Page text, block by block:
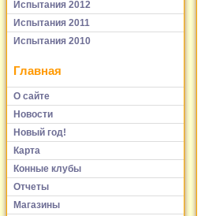
Испытания 2012
Испытания 2011
Испытания 2010
Главная
О сайте
Новости
Новый год!
Карта
Конные клубы
Отчеты
Магазины